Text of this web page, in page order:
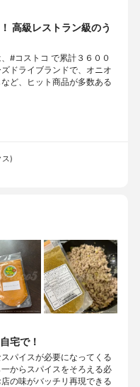
高級レストラン級のう
#コストコ で累計３６００
ドライブランドで、オニオ
ど、ヒット商品が多数ある
ス)
宅で！
パイスが必要になってくる
からスパイスをそろえる必
の味がバッチリ再現できる